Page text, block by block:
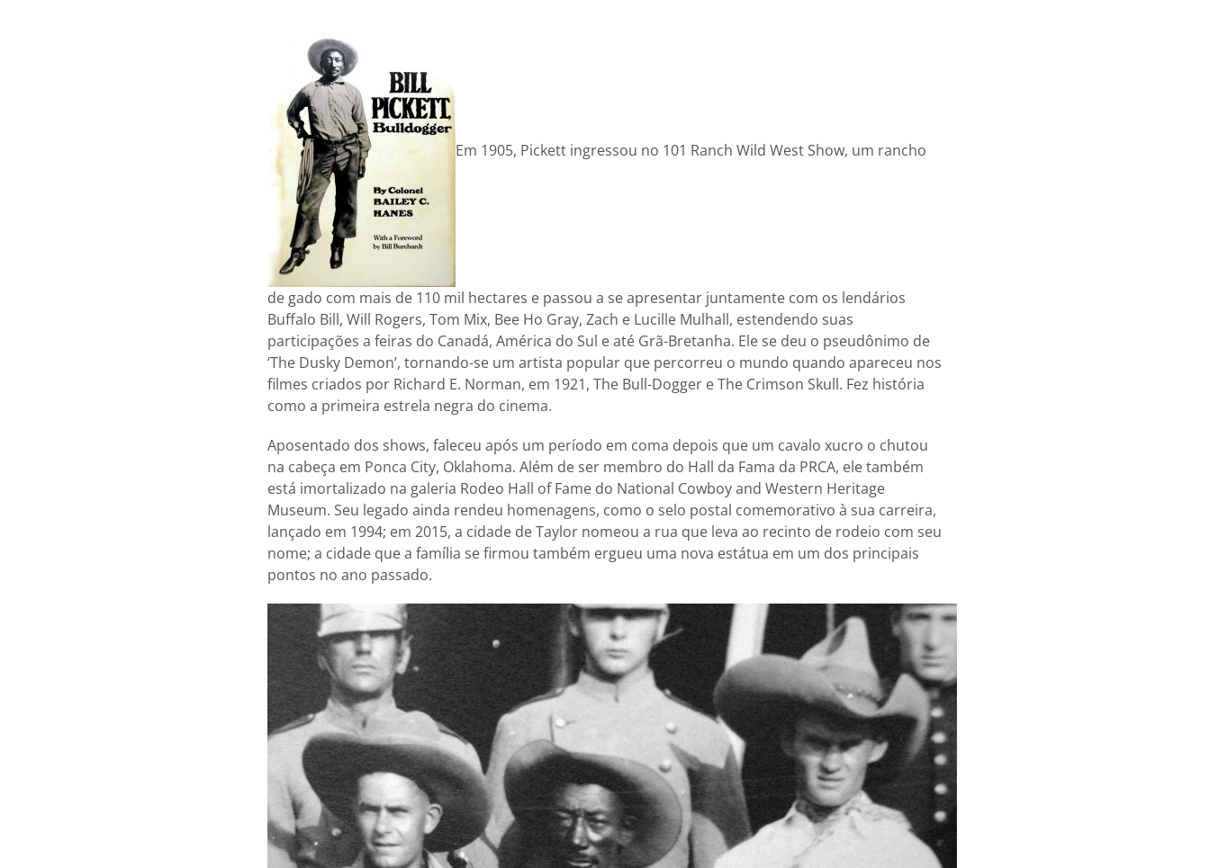
Em 1905, Pickett ingressou no 101 Ranch Wild West Show, um rancho
de gado com mais de 110 mil hectares e passou a se apresentar juntamente com os lendários
Buffalo Bill, Will Rogers, Tom Mix, Bee Ho Gray, Zach e Lucille Mulhall, estendendo suas
participações a feiras do Canadá, América do Sul e até Grã-Bretanha. Ele se deu o pseudônimo de
‘The Dusky Demon’, tornando-se um artista popular que percorreu o mundo quando apareceu nos
filmes criados por Richard E. Norman, em 1921, The Bull-Dogger e The Crimson Skull. Fez história
como a primeira estrela negra do cinema.
Aposentado dos shows, faleceu após um período em coma depois que um cavalo xucro o chutou
na cabeça em Ponca City, Oklahoma. Além de ser membro do Hall da Fama da PRCA, ele também
está imortalizado na galeria Rodeo Hall of Fame do National Cowboy and Western Heritage
Museum. Seu legado ainda rendeu homenagens, como o selo postal comemorativo à sua carreira,
lançado em 1994; em 2015, a cidade de Taylor nomeou a rua que leva ao recinto de rodeio com seu
nome; a cidade que a família se firmou também ergueu uma nova estátua em um dos principais
pontos no ano passado.